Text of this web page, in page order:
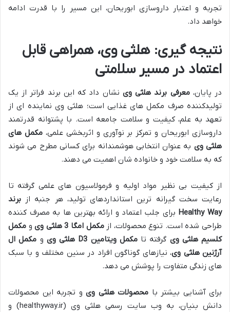
تجربه و اعتبار داروسازی ابوریحان، این مسیر را با قدرت ادامه
خواهد داد.
نتیجه گیری: هلثی وی، همراهی قابل
اعتماد در مسیر سلامتی
در پایان،معرفی برند هلثی وی نشان داد که این برند فراتر از یک
تولیدکننده صرف مکمل های غذایی است؛ هلثی وی نماینده ای از
تعهد به علم، کیفیت و سلامت جامعه است. با پشتوانه قدرتمند
داروسازی ابوریحان و تمرکز بر نوآوری و اثربخشی علمی،مکمل های
هلثی وی به عنوان انتخابی هوشمندانه برای کسانی مطرح می شوند
که به سلامت خود و خانواده شان اهمیت می دهند.
از کیفیت بی نظیر مواد اولیه و فرمولاسیون های علمی گرفته تا
رعایت سخت گیرانه ترین استانداردهای تولید، هر جنبه از برند
Healthy Way برای جلب اعتماد و ارائه بهترین ها به مصرف کننده
طراحی شده است. تنوع محصولات، ازمکمل امگا 3 هلثی وی و مکمل
کلسیم هلثی وی گرفته تامکمل ویتامین D3 هلثی وی و مکمل ال
آرژنین هلثی وی، نیازهای گوناگون افراد در سنین مختلف و با سبک
های زندگی متفاوت را پوشش می دهد.
برای آشنایی بیشتر با محصولات هلثی وی و تجربه این محصولات
دانش بنیان، به وب سایت رسمی هلثی وی (healthyway.ir) و